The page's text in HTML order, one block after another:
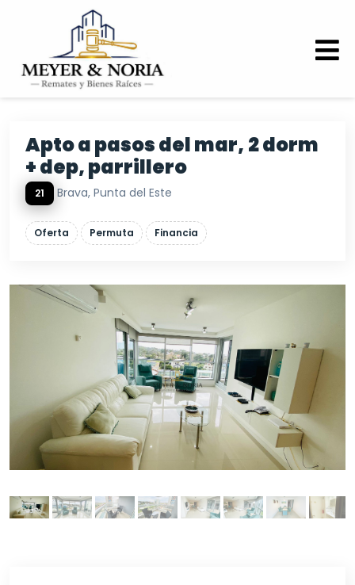
Apto a pasos del mar, 2 dorm
+ dep, parrillero
21 Brava, Punta del Este
Oferta Permuta Financia